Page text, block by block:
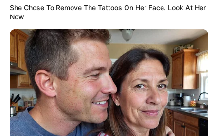
The Bodyguard's Hidden Bloopers Revealed
BRAINBERRIES
She Chose To Remove The Tattoos On Her Face. Look At Her
Now